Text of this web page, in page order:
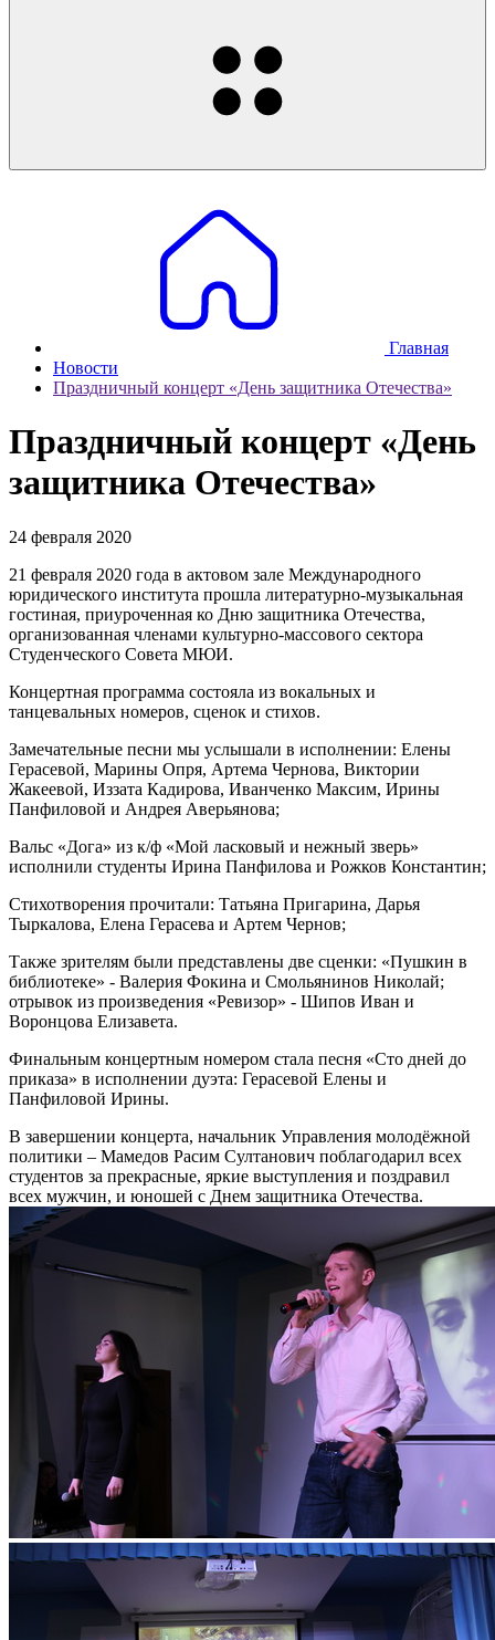
Главная
Новости
Праздничный концерт «День защитника Отечества»
Праздничный концерт «День
защитника Отечества»
24 февраля 2020
21 февраля 2020 года в актовом зале Международного
юридического института прошла литературно-музыкальная
гостиная, приуроченная ко Дню защитника Отечества,
организованная членами культурно-массового сектора
Студенческого Совета МЮИ.
Концертная программа состояла из вокальных и
танцевальных номеров, сценок и стихов.
Замечательные песни мы услышали в исполнении: Елены
Герасевой, Марины Опря, Артема Чернова, Виктории
Жакеевой, Иззата Кадирова, Иванченко Максим, Ирины
Панфиловой и Андрея Аверьянова;
Вальс «Дога» из к/ф «Мой ласковый и нежный зверь»
исполнили студенты Ирина Панфилова и Рожков Константин;
Стихотворения прочитали: Татьяна Пригарина, Дарья
Тыркалова, Елена Герасева и Артем Чернов;
Также зрителям были представлены две сценки: «Пушкин в
библиотеке» - Валерия Фокина и Смольянинов Николай;
отрывок из произведения «Ревизор» - Шипов Иван и
Воронцова Елизавета.
Финальным концертным номером стала песня «Сто дней до
приказа» в исполнении дуэта: Герасевой Елены и
Панфиловой Ирины.
В завершении концерта, начальник Управления молодёжной
политики – Мамедов Расим Султанович поблагодарил всех
студентов за прекрасные, яркие выступления и поздравил
всех мужчин, и юношей с Днем защитника Отечества.